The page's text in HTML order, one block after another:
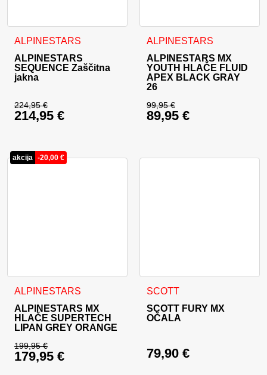
ALPINESTARS
ALPINESTARS
SEQUENCE Zaščitna
jakna
224,95€
Izvirna cena je bila: 224,95 €.
214,95 €
Ta izdelek ima več različic. Možnosti lahko izberete na
ALPINESTARS
ALPINESTARS MX
YOUTH HLAČE FLUID
APEX BLACK GRAY
26
99,95€
Izvirna cena je bila:
89,95 €
Ta izdelek ima več različic.
akcija -20,00 €
ALPINESTARS
ALPINESTARS MX
HLAČE SUPERTECH
LIPAN GREY ORANGE
199,95€
Izvirna cena je bila: 199,95 €.
179,95 €
Ta izdelek ima več različic. Možnosti lahko izberete na
SCOTT
SCOTT FURY MX
OČALA
79,90 €